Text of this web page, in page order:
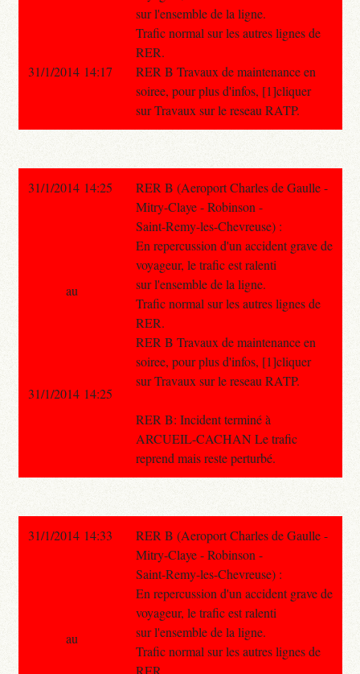
sur l'ensemble de la ligne.
Trafic normal sur les autres lignes de
RER.
RER B Travaux de maintenance en
soiree, pour plus d'infos, [1]cliquer
sur Travaux sur le reseau RATP.
31/1/2014 14:17
31/1/2014 14:25
RER B (Aeroport Charles de Gaulle -
Mitry-Claye - Robinson -
Saint-Remy-les-Chevreuse) :
En repercussion d'un accident grave de
voyageur, le trafic est ralenti
sur l'ensemble de la ligne.
Trafic normal sur les autres lignes de
RER.
RER B Travaux de maintenance en
soiree, pour plus d'infos, [1]cliquer
sur Travaux sur le reseau RATP.
RER B: Incident terminé à
ARCUEIL-CACHAN Le trafic
reprend mais reste perturbé.
au
31/1/2014 14:25
31/1/2014 14:33
RER B (Aeroport Charles de Gaulle -
Mitry-Claye - Robinson -
Saint-Remy-les-Chevreuse) :
En repercussion d'un accident grave de
voyageur, le trafic est ralenti
sur l'ensemble de la ligne.
Trafic normal sur les autres lignes de
RER.
au